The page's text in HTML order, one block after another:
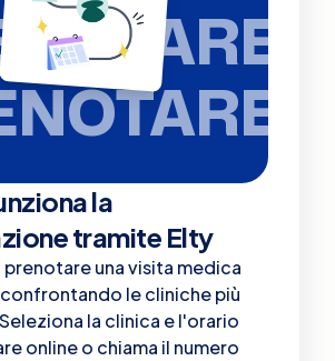
la
tramite Elty
prenotare una visita medica
le cliniche più
la clinica e l'orario
online o chiama il numero